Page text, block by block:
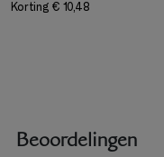
Korting € 10,48